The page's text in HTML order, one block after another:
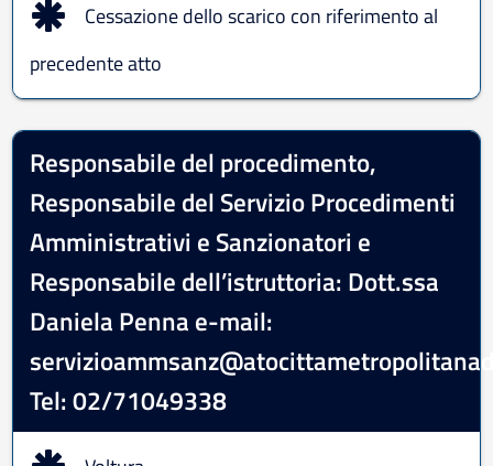
Cessazione dello scarico con riferimento al
precedente atto
Responsabile del procedimento,
Responsabile del Servizio Procedimenti
Amministrativi e Sanzionatori e
Responsabile dell’istruttoria: Dott.ssa
Daniela Penna e-mail:
Tel: 02/71049338